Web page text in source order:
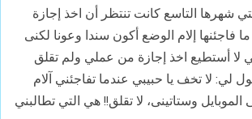
شهرها التاسع كانت تنتظر أن اخذ إجازة
فاجئنها إلام الوضع أكون سندا وعونا لكنى
لا أستطيع اخذ إجازة من عملي ولم تقلق
لي: لا تخف يا حبيبي عندما تفاجئني آلام
وستاتينى، لا تقلق!! هي التي تطالبني